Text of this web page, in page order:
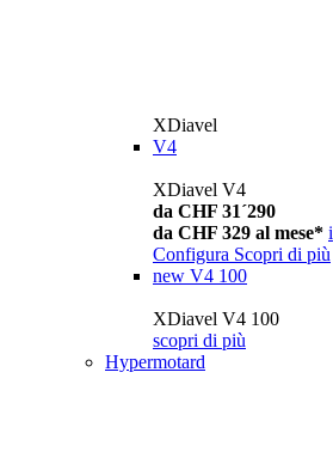
XDiavel
V4
XDiavel V4
da CHF 31´290
da CHF 329 al mese* i
Configura Scopri di più
new V4 100
XDiavel V4 100
scopri di più
Hypermotard